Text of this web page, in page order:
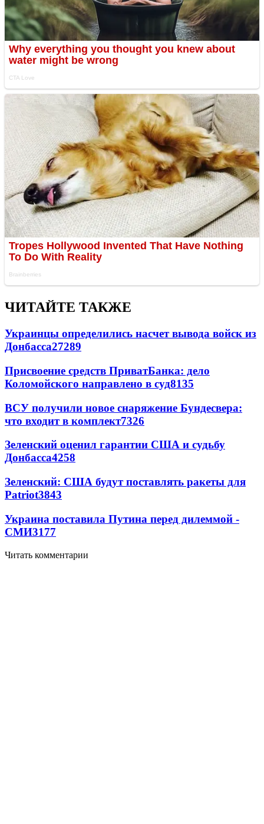
ЧИТАЙТЕ ТАКЖЕ
Украинцы определились насчет вывода войск из
Донбасса27289
Присвоение средств ПриватБанка: дело
Коломойского направлено в суд8135
ВСУ получили новое снаряжение Бундесвера:
что входит в комплект7326
Зеленский оценил гарантии США и судьбу
Донбасса4258
Зеленский: США будут поставлять ракеты для
Patriot3843
Украина поставила Путина перед дилеммой -
СМИ3177
Читать комментарии